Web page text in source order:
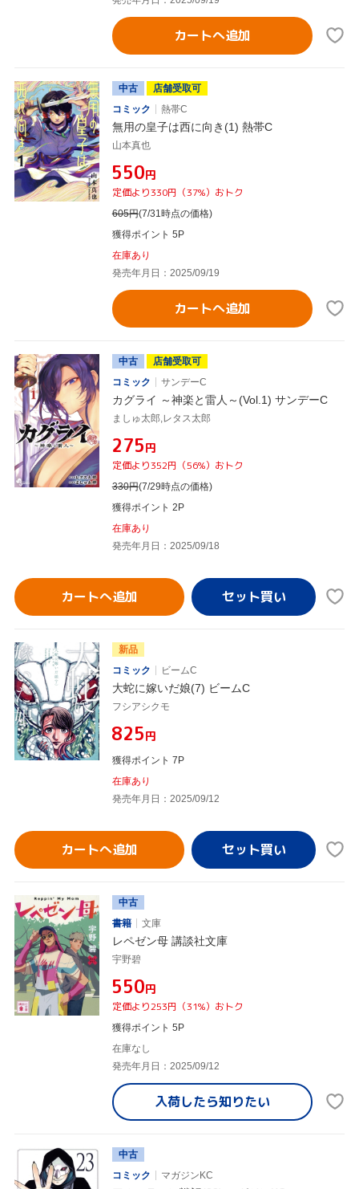
カートへ追加
中古
店舗受取可
コミック
熱帯C
無用の皇子は西に向き(1) 熱帯C
山本真也
¥550円
定価より330円（37%）おトク
605円(7/31時点の価格)
獲得ポイント 5P
在庫あり
発売年月日：2025/09/19
カートへ追加
中古
店舗受取可
コミック
サンデーC
カグライ ～神楽と雷人～(Vol.1) サンデーC
ましゅ太郎,レタス太郎
¥275円
定価より352円（56%）おトク
330円(7/29時点の価格)
獲得ポイント 2P
在庫あり
発売年月日：2025/09/18
カートへ追加
新品
コミック
ビームC
大蛇に嫁いだ娘(7) ビームC
フシアシクモ
¥825円
獲得ポイント 7P
在庫あり
発売年月日：2025/09/12
カートへ追加
中古
書籍
文庫
レペゼン母 講談社文庫
宇野碧
¥550円
定価より253円（31%）おトク
獲得ポイント 5P
在庫なし
発売年月日：2025/09/12
入荷したら知りたい
中古
コミック
マガジンKC